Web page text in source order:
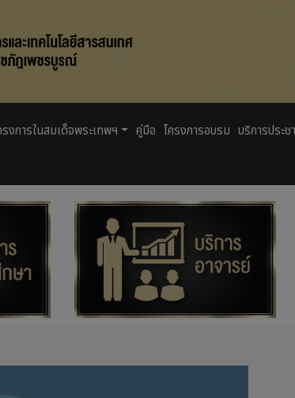
รงการในสมเด็จพระเทพฯ คู่มือ โครงการอบรม บริการประช